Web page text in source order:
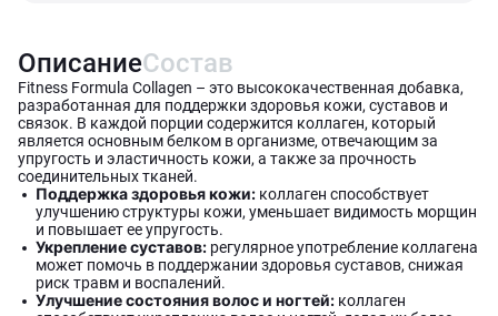
ОписаниеСостав
Fitness Formula Collagen – это высококачественная добавка,
разработанная для поддержки здоровья кожи, суставов и
связок. В каждой порции содержится коллаген, который
является основным белком в организме, отвечающим за
упругость и эластичность кожи, а также за прочность
соединительных тканей.
Поддержка здоровья кожи: коллаген способствует
улучшению структуры кожи, уменьшает видимость морщин
и повышает ее упругость.
Укрепление суставов: регулярное употребление коллагена
может помочь в поддержании здоровья суставов, снижая
риск травм и воспалений.
Улучшение состояния волос и ногтей: коллаген